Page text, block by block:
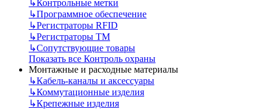
↳Контрольные метки
↳Программное обеспечение
↳Регистраторы RFID
↳Регистраторы ТМ
↳Сопутствующие товары
Показать все Контроль охраны
Монтажные и расходные материалы
↳Кабель-каналы и аксессуары
↳Коммутационные изделия
↳Крепежные изделия